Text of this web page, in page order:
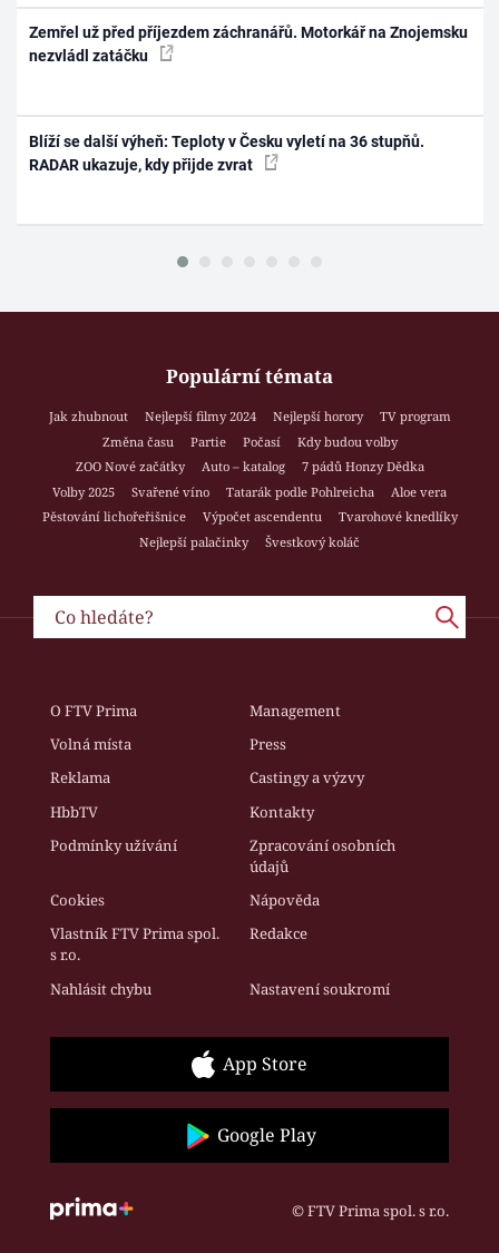
Zemřel už před příjezdem záchranářů. Motorkář na Znojemsku
nezvládl zatáčku
Blíží se další výheň: Teploty v Česku vyletí na 36 stupňů.
RADAR ukazuje, kdy přijde zvrat
Populární témata
Jak zhubnout Nejlepší filmy 2024 Nejlepší horory
TV program
Změna času
Partie Počasí
Kdy budou volby
ZOO Nové začátky
Auto – katalog
7 pádů Honzy Dědka
Volby 2025
Svařené víno Tatarák podle Pohlreicha
Aloe vera
Pěstování lichořeřišnice
Výpočet ascendentu
Tvarohové knedlíky
Nejlepší palačinky
Švestkový koláč
O FTV Prima
Management
Volná místa
Press
Reklama
Castingy a výzvy
HbbTV
Kontakty
Podmínky užívání
Zpracování osobních
údajů
Cookies
Nápověda
Vlastník FTV Prima spol.
s r.o.
Redakce
Nahlásit chybu Nastavení soukromí
App Store
Google Play
© FTV Prima spol. s r.o.